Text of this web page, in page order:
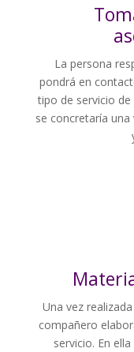
La persona
pondrá en
tipo de servicio
se concretaría una
Una vez
compañero
servicio. En